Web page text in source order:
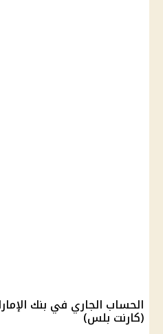
الحساب الجاري في بنك
(كارنت بلس)